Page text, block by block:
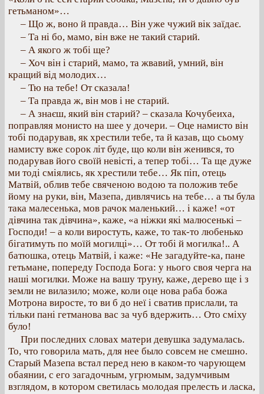
гетьманом»…
– Що ж, воно й правда… Він уже чужий вік заїдає.
– Та ні бо, мамо, він вже не такий старий.
– А якого ж тобі ще?
– Хоч він і старий, мамо, та жвавий, умний, він
кращий від молодих…
– Тю на тебе! От сказала!
– Та правда ж, він мов і не старий.
– А знаєш, який він старий? – сказала Кочубеиха,
поправляя монисто на шее у дочери. – Оце намисто він
тобі подарував, як хрестили тебе, та й казав, що сьому
намисту вже сорок літ буде, що коли він женився, то
подарував його своїй невісті, а тепер тобі… Та ще дуже
ми тоді сміялись, як хрестили тебе… Як піп, отець
Матвій, облив тебе свяченою водою та положив тебе
йому на руки, він, Мазепа, дивлячись на тебе… а ты була
така малесенька, мов рачок маленький… і каже! «от
дівчина так дівчина», каже, «а ніжки які малюсенькі –
Господи! – а коли виростуть, каже, то так-то любенько
бігатимуть по моїй могилці»… От тобі й могилка!.. А
батюшка, отець Матвій, і каже: «Не загадуйте-ка, пане
гетьмане, попереду Господа Бога: у нього своя черга на
наші могилки. Може на вашу труну, каже, дерево ще і з
земли не вилазило; може, коли оце нова раба божа
Мотрона виросте, то ви б до неї і сватив прислали, та
тільки пані гетманова вас за чуб вдержить… Ото сміху
було!
При последних словах матери девушка задумалась.
То, что говорила мать, для нее было совсем не смешно.
Старый Мазепа встал перед нею в каком-то чарующем
обаянии, с его загадочным, угрюмым, задумчивым
взглядом, в котором светилась молодая прелесть и ласка,